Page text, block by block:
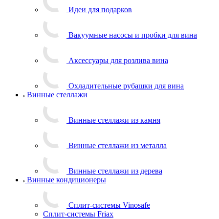
Идеи для подарков
Вакуумные насосы и пробки для вина
Аксессуары для розлива вина
Охладительные рубашки для вина
Винные стеллажи
Винные стеллажи из камня
Винные стеллажи из металла
Винные стеллажи из дерева
Винные кондиционеры
Сплит-системы Vinosafe
Сплит-системы Friax